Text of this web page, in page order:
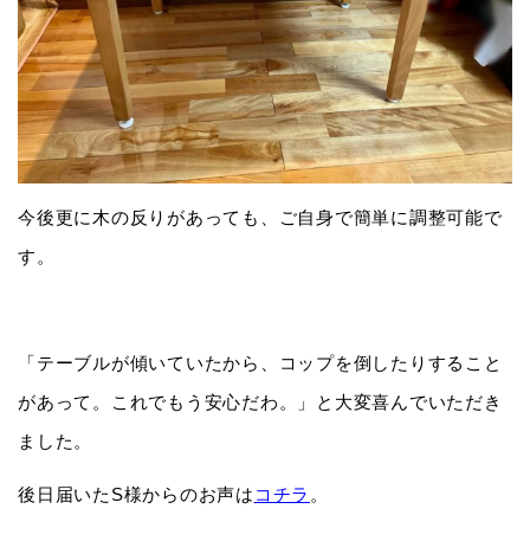
今後更に木の反りがあっても、ご自身で簡単に調整可能で
す。
「テーブルが傾いていたから、コップを倒したりすること
があって。これでもう安心だわ。」と大変喜んでいただき
ました。
後日届いたS様からのお声は コチラ 。